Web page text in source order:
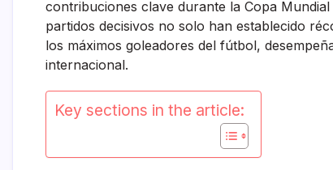
contribuciones clave durante la Copa
partidos decisivos no solo han establecido
los máximos goleadores del fútbol,
internacional.
Key sections in the article: